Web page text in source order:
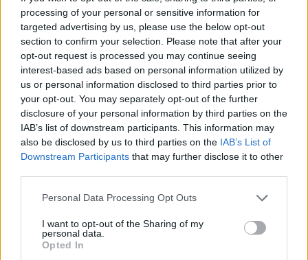
processing of your personal or sensitive information for
targeted advertising by us, please use the below opt-out
section to confirm your selection. Please note that after your
opt-out request is processed you may continue seeing
interest-based ads based on personal information utilized by
us or personal information disclosed to third parties prior to
your opt-out. You may separately opt-out of the further
disclosure of your personal information by third parties on the
IAB’s list of downstream participants. This information may
also be disclosed by us to third parties on the IAB’s List of
Downstream Participants that may further disclose it to other
Please note that this website/app uses one or more Google
not limited to your visit or usage behaviour. You may click to
grant or deny consent to Google and its third-party tags to
use your data for below specified purposes in below Google
Personal Data Processing Opt Outs
I want to opt-out of the Sharing of my
personal data.
Opted In
da Google News
Condividi l'articolo
F
a
ce
b
o
o
k
T
w
it
te
r
Pi
n
te
re
st
W
h
at
s
A
p
S
h
a
re
Articolo precedente
Prossimo articolo
NOTIZIE RECENTI